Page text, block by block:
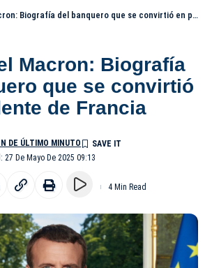
del banquero que se convirtió en presidente de Francia
Macron: Biografía
que se convirtió
de Francia
27 De Mayo De 2025 09:13
DE ÚLTIMO MINUTO
4 Min Read